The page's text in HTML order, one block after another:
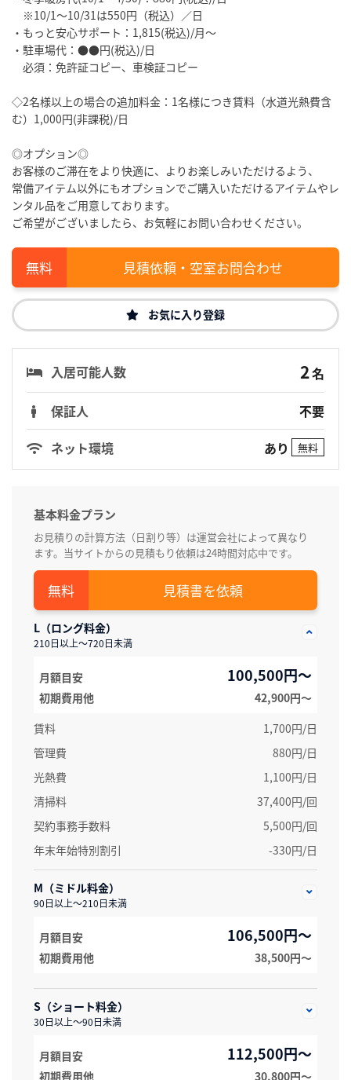
※10/1～10/31は550円（税込）／日
・もっと安心サポート：1,815(税込)/月～
・駐車場代：●●円(税込)/日
必須：免許証コピー、車検証コピー
◇2名様以上の場合の追加料金：1名様につき賃料（水道光熱費含
む）1,000円(非課税)/日
◎オプション◎
お客様のご滞在をより快適に、よりお楽しみいただけるよう、
常備アイテム以外にもオプションでご購入いただけるアイテムやレ
ンタル品をご用意しております。
ご希望がございましたら、お気軽にお問い合わせください。
見積依頼・空室お問合わせ
お気に入り登録
入居可能人数 2名
保証人
不要
ネット環境
あり 無料
基本料金プラン
お見積りの計算方法（日割り等）は運営会社によって異なり
ます。当サイトからの見積もり依頼は24時間対応中です。
見積書を依頼
L（ロング料金）
210日以上～720日未満
月額目安 100,500円～
初期費用他
42,900円〜
賃料
1,700円/日
管理費
880円/日
光熱費
1,100円/日
清掃料
37,400円/回
契約事務手数料
5,500円/回
年末年始特別割引
-330円/日
M（ミドル料金）
90日以上～210日未満
月額目安 106,500円～
初期費用他 38,500円〜
S（ショート料金）
30日以上～90日未満
月額目安 112,500円～
初期費用他 30,800円〜